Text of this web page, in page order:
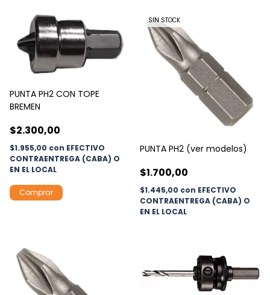
PUNTA PH2 CON TOPE
BREMEN
$2.300,00
$1.955,00 con EFECTIVO
CONTRAENTREGA (CABA) O
EN EL LOCAL
SIN STOCK
PUNTA PH2 (ver modelos)
$1.700,00
$1.445,00 con EFECTIVO
CONTRAENTREGA (CABA) O
EN EL LOCAL